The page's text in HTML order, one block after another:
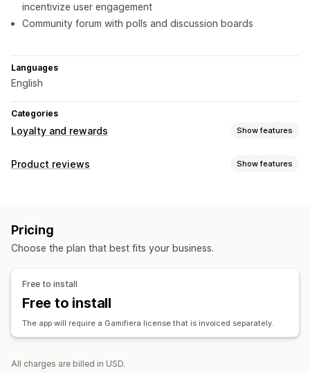
incentivize user engagement
Community forum with polls and discussion boards
Languages
English
Categories
Loyalty and rewards Show features
Program types
Points Badges
Product reviews Show features
Ways to collect reviews
Pricing
Choose the plan that best fits your business.
Free to install
Free to install
The app will require a Gamifiera license that is invoiced separately.
All charges are billed in USD.